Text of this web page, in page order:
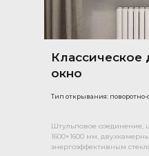
Классическое
окно
Тип открывания:
Штульповое соединение,
1600×1600 мм,
энергоэффективным